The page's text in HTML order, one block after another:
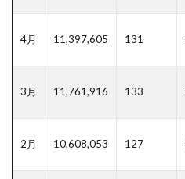
4月 11,397,605 131
3月 11,761,916 133
2月 10,608,053 127